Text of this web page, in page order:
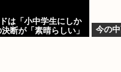
は「小中学生にしか
断が「素晴らしい」
今の